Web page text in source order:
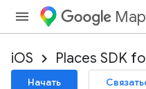
iOS Places SDK
Начать